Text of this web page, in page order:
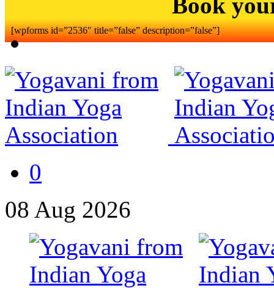
[wpforms id=”2536″ title=”false” description=”false”]
0
08 Aug 2026